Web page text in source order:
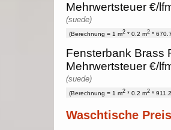
Mehrwertsteuer €/
(suede)
(Berechnung = 1 m2 * 0.2 m2 *
Fensterbank Brass
Mehrwertsteuer €/
(suede)
(Berechnung = 1 m2 * 0.2 m2 *
Waschtische